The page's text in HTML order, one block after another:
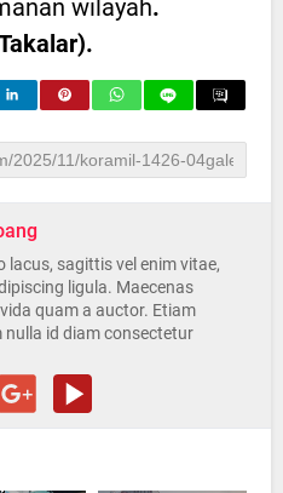
wilayah.
lacus, sagittis vel enim vitae,
ligula. Maecenas
quam a auctor. Etiam
nulla id diam consectetur